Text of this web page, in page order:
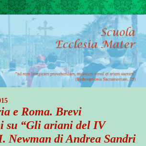
e Roma. Brevi
su “Gli ariani del IV
Newman di Andrea Sandri